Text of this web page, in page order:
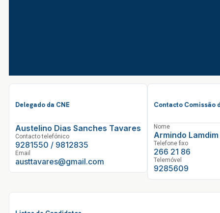
Delegado da CNE
Austelino Dias Sanches Tavares
Contacto telefónico
9281550 / 9812835
Email
austtavares@gmail.com
Contacto Comissão
Nome
Armindo Lamdim
Telefone fixo
266 21 86
Telemóvel
9285609